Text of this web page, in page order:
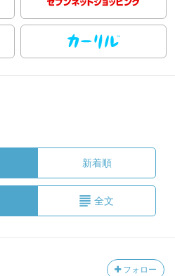
新着順
全文
フォロー